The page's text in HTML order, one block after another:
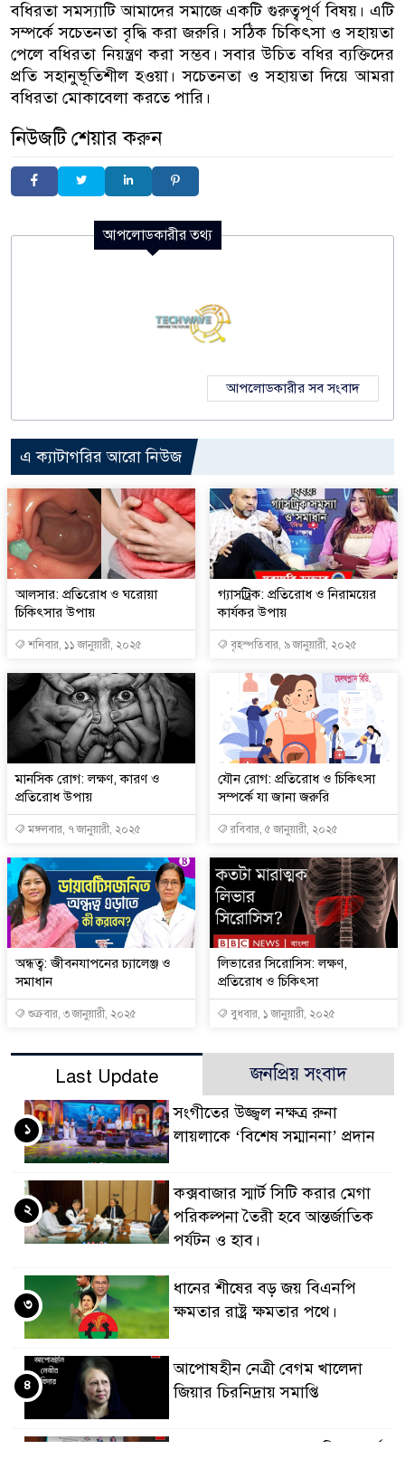
বধিরতা সমস্যাটি আমাদের সমাজে একটি গুরুত্বপূর্ণ বিষয়। এটি
সম্পর্কে সচেতনতা বৃদ্ধি করা জরুরি। সঠিক চিকিৎসা ও সহায়তা
পেলে বধিরতা নিয়ন্ত্রণ করা সম্ভব। সবার উচিত বধির ব্যক্তিদের
প্রতি সহানুভূতিশীল হওয়া। সচেতনতা ও সহায়তা দিয়ে আমরা
বধিরতা মোকাবেলা করতে পারি।
নিউজটি শেয়ার করুন
আপলোডকারীর তথ্য
আপলোডকারীর সব সংবাদ
এ ক্যাটাগরির আরো নিউজ
আলসার: প্রতিরোধ ও ঘরোয়া
চিকিৎসার উপায়
শনিবার, ১১ জানুয়ারী, ২০২৫
গ্যাসট্রিক: প্রতিরোধ ও নিরাময়ের
কার্যকর উপায়
বৃহস্পতিবার, ৯ জানুয়ারী, ২০২৫
মানসিক রোগ: লক্ষণ, কারণ ও
প্রতিরোধ উপায়
মঙ্গলবার, ৭ জানুয়ারী, ২০২৫
যৌন রোগ: প্রতিরোধ ও চিকিৎসা
সম্পর্কে যা জানা জরুরি
রবিবার, ৫ জানুয়ারী, ২০২৫
অন্ধত্ব: জীবনযাপনের চ্যালেঞ্জ ও
সমাধান
শুক্রবার, ৩ জানুয়ারী, ২০২৫
লিভারের সিরোসিস: লক্ষণ,
প্রতিরোধ ও চিকিৎসা
বুধবার, ১ জানুয়ারী, ২০২৫
Last Update জনপ্রিয় সংবাদ
সংগীতের উজ্জ্বল নক্ষত্র রুনা
লায়লাকে ‘বিশেষ সম্মাননা’ প্রদান
১
কক্সবাজার স্মার্ট সিটি করার মেগা
পরিকল্পনা তৈরী হবে আন্তর্জাতিক
পর্যটন ও হাব।
২
ধানের শীষের বড় জয় বিএনপি
ক্ষমতার রাষ্ট্র ক্ষমতার পথে।
৩
আপোষহীন নেত্রী বেগম খালেদা
জিয়ার চিরনিদ্রায় সমাপ্তি
৪